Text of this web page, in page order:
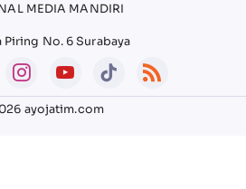
MEDIA MANDIRI
Piring No. 6 Surabaya
ayojatim.com